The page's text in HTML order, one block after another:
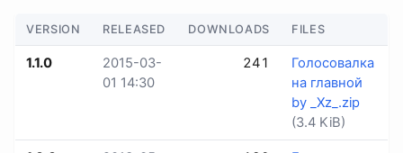
VERSION RELEASED DOWNLOADS FILES
1.1.0
2015-03-
01 14:30
241
Голосовалка
на главной
by _Xz_.zip
(3.4 KiB)